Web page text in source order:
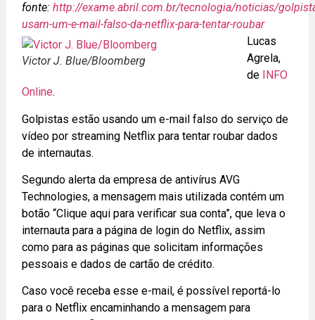
fonte:http://exame.abril.com.br/tecnologia/noticias/
usam-um-e-mail-falso-da-netflix-para-tentar-roubar
Victor J. Blue/Bloomberg
Lucas
Agrela,
de
INFO
Online.
Golpistas estão usando um e-mail falso do serviço de
vídeo por streaming Netflix para tentar roubar dados
de internautas.
Segundo alerta da empresa de antivírus AVG
Technologies, a mensagem mais utilizada contém um
botão “Clique aqui para verificar sua conta”, que leva o
internauta para a página de login do Netflix, assim
como para as páginas que solicitam informações
pessoais e dados de cartão de crédito.
Caso você receba esse e-mail, é possível reportá-lo
para o Netflix encaminhando a mensagem para